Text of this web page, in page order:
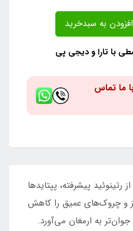
با تارا و دیجی پی
ما تماس
رتینوئید پیشرفته، پپتایدها
و چروک‌های عمیق را کاهش
به ارمغان می‌آورد.